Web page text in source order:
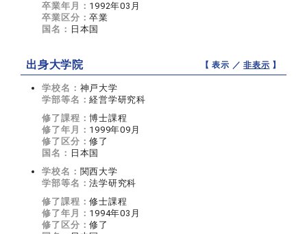
卒業年月： 1992年03月
卒業区分：卒業
国名： 日本国
出身大学院 【 表示 ／非表示 】
学校名： 神戸大学
学部等名：経営学研究科
修了課程：博士課程
修了年月： 1999年09月
修了区分：修了
国名： 日本国
学校名： 関西大学
学部等名：法学研究科
修了課程：修士課程
修了年月： 1994年03月
修了区分：修了